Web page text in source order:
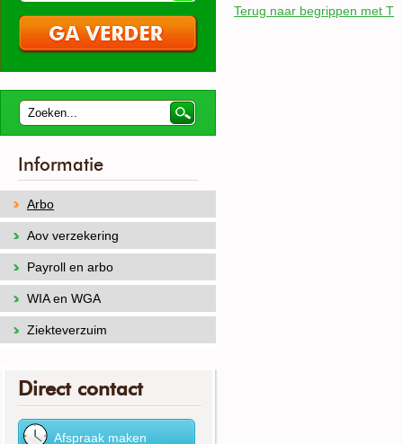
Terug naar begrippen met T
Informatie
Arbo
Aov verzekering
Payroll en arbo
WIA en WGA
Ziekteverzuim
Direct contact